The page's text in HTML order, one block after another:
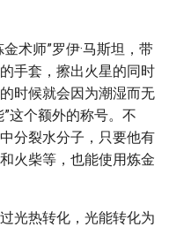
术师”罗伊·马斯坦，带
手套，擦出火星的同时
时候就会因为潮湿而无
这个额外的称号。不
分裂水分子，只要他有
火柴等，也能使用炼金
光热转化，光能转化为